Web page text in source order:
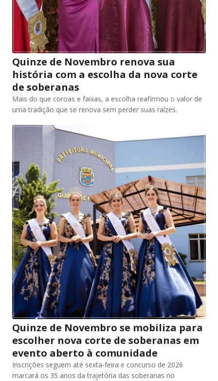
Quinze de Novembro renova sua
história com a escolha da nova corte
de soberanas
Mais do que coroas e faixas, a escolha reafirmou o valor de
uma tradição que se renova sem perder suas raízes.
Quinze de Novembro se mobiliza para
escolher nova corte de soberanas em
evento aberto à comunidade
Inscrições seguem até sexta-feira e concurso de 2026
marcará os 35 anos da trajetória das soberanas no